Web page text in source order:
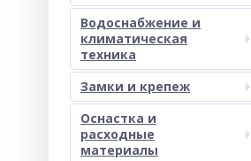
Водоснабжение и
климатическая
техника
Замки и крепеж
Оснастка и
расходные
материалы